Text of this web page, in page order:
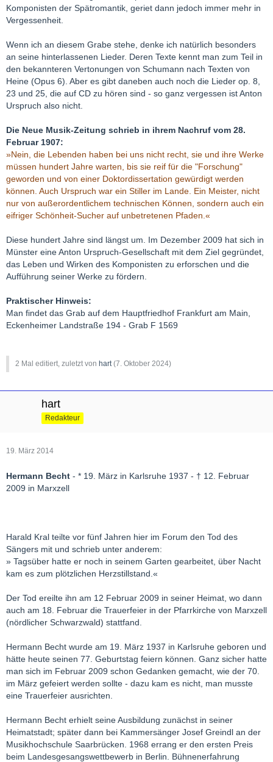
Komponisten der Spätromantik, geriet dann jedoch immer mehr in
Vergessenheit.
Wenn ich an diesem Grabe stehe, denke ich natürlich besonders
an seine hinterlassenen Lieder. Deren Texte kennt man zum Teil in
den bekannteren Vertonungen von Schumann nach Texten von
Heine (Opus 6). Aber es gibt daneben auch noch die Lieder op. 8,
23 und 25, die auf CD zu hören sind - so ganz vergessen ist Anton
Urspruch also nicht.
Die Neue Musik-Zeitung schrieb in ihrem Nachruf vom 28.
Februar 1907:
»Nein, die Lebenden haben bei uns nicht recht, sie und ihre Werke
müssen hundert Jahre warten, bis sie reif für die "Forschung"
geworden und von einer Doktordissertation gewürdigt werden
können. Auch Urspruch war ein Stiller im Lande. Ein Meister, nicht
nur von außerordentlichem technischen Können, sondern auch ein
eifriger Schönheit-Sucher auf unbetretenen Pfaden.«
Diese hundert Jahre sind längst um. Im Dezember 2009 hat sich in
Münster eine Anton Urspruch-Gesellschaft mit dem Ziel gegründet,
das Leben und Wirken des Komponisten zu erforschen und die
Aufführung seiner Werke zu fördern.
Praktischer Hinweis:
Man findet das Grab auf dem Hauptfriedhof Frankfurt am Main,
Eckenheimer Landstraße 194 - Grab F 1569
2 Mal editiert, zuletzt von hart(7. Oktober 2024)
hart
Redakteur
19. März 2014
Hermann Becht - * 19. März in Karlsruhe 1937 - † 12. Februar
2009 in Marxzell
Harald Kral teilte vor fünf Jahren hier im Forum den Tod des
Sängers mit und schrieb unter anderem:
» Tagsüber hatte er noch in seinem Garten gearbeitet, über Nacht
kam es zum plötzlichen Herzstillstand.«
Der Tod ereilte ihn am 12 Februar 2009 in seiner Heimat, wo dann
auch am 18. Februar die Trauerfeier in der Pfarrkirche von Marxzell
(nördlicher Schwarzwald) stattfand.
Hermann Becht wurde am 19. März 1937 in Karlsruhe geboren und
hätte heute seinen 77. Geburtstag feiern können. Ganz sicher hatte
man sich im Februar 2009 schon Gedanken gemacht, wie der 70.
im März gefeiert werden sollte - dazu kam es nicht, man musste
eine Trauerfeier ausrichten.
Hermann Becht erhielt seine Ausbildung zunächst in seiner
Heimatstadt; später dann bei Kammersänger Josef Greindl an der
Musikhochschule Saarbrücken. 1968 errang er den ersten Preis
beim Landesgesangswettbewerb in Berlin. Bühnenerfahrung